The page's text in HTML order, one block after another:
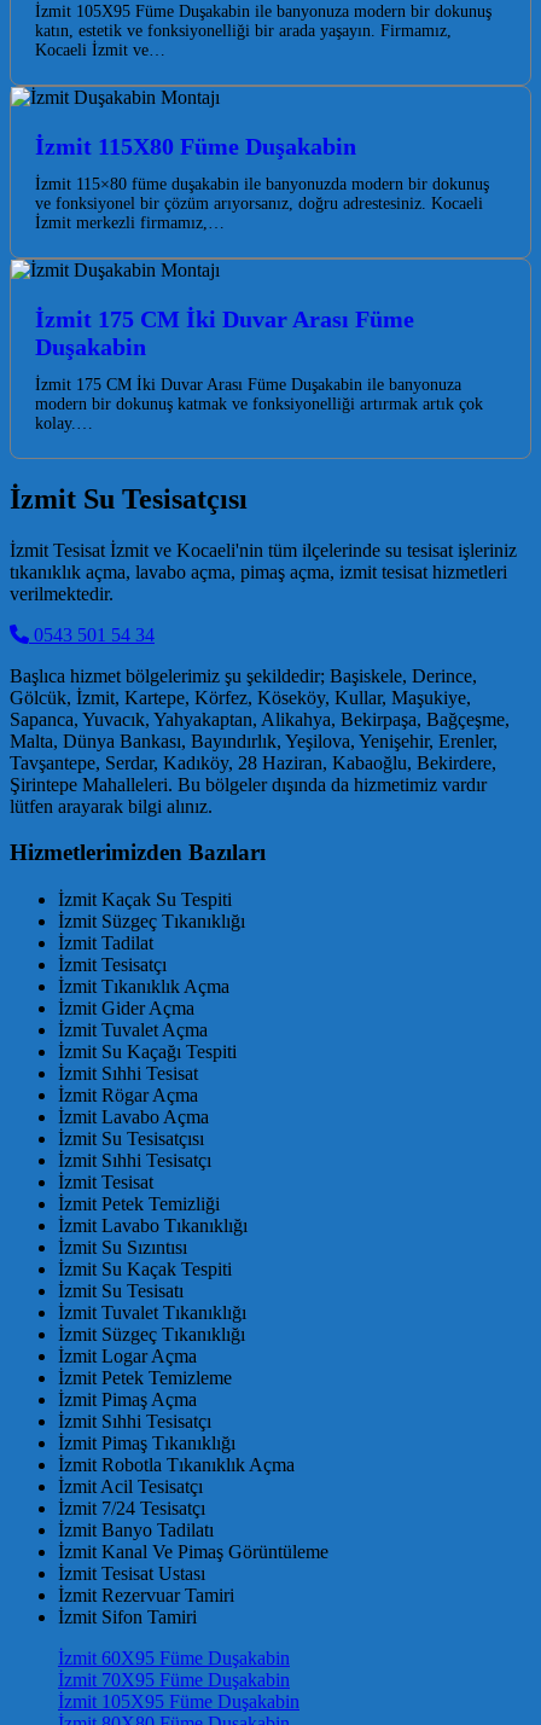
İzmit 105X95 Füme Duşakabin ile banyonuza modern bir dokunuş
katın, estetik ve fonksiyonelliği bir arada yaşayın. Firmamız,
Kocaeli İzmit ve…
İzmit 115X80 Füme Duşakabin
İzmit 115×80 füme duşakabin ile banyonuzda modern bir dokunuş
ve fonksiyonel bir çözüm arıyorsanız, doğru adrestesiniz. Kocaeli
İzmit merkezli firmamız,…
İzmit 175 CM İki Duvar Arası Füme
Duşakabin
İzmit 175 CM İki Duvar Arası Füme Duşakabin ile banyonuza
modern bir dokunuş katmak ve fonksiyonelliği artırmak artık çok
kolay.…
İzmit Su Tesisatçısı
İzmit Tesisat İzmit ve Kocaeli'nin tüm ilçelerinde su tesisat işleriniz
tıkanıklık açma, lavabo açma, pimaş açma, izmit tesisat hizmetleri
verilmektedir.
0543 501 54 34
Başlıca hizmet bölgelerimiz şu şekildedir; Başiskele, Derince,
Gölcük, İzmit, Kartepe, Körfez, Köseköy, Kullar, Maşukiye,
Sapanca, Yuvacık, Yahyakaptan, Alikahya, Bekirpaşa, Bağçeşme,
Malta, Dünya Bankası, Bayındırlık, Yeşilova, Yenişehir, Erenler,
Tavşantepe, Serdar, Kadıköy, 28 Haziran, Kabaoğlu, Bekirdere,
Şirintepe Mahalleleri. Bu bölgeler dışında da hizmetimiz vardır
lütfen arayarak bilgi alınız.
Hizmetlerimizden Bazıları
İzmit Kaçak Su Tespiti
İzmit Süzgeç Tıkanıklığı
İzmit Tadilat
İzmit Tesisatçı
İzmit Tıkanıklık Açma
İzmit Gider Açma
İzmit Tuvalet Açma
İzmit Su Kaçağı Tespiti
İzmit Sıhhi Tesisat
İzmit Rögar Açma
İzmit Lavabo Açma
İzmit Su Tesisatçısı
İzmit Sıhhi Tesisatçı
İzmit Tesisat
İzmit Petek Temizliği
İzmit Lavabo Tıkanıklığı
İzmit Su Sızıntısı
İzmit Su Kaçak Tespiti
İzmit Su Tesisatı
İzmit Tuvalet Tıkanıklığı
İzmit Süzgeç Tıkanıklığı
İzmit Logar Açma
İzmit Petek Temizleme
İzmit Pimaş Açma
İzmit Sıhhi Tesisatçı
İzmit Pimaş Tıkanıklığı
İzmit Robotla Tıkanıklık Açma
İzmit Acil Tesisatçı
İzmit 7/24 Tesisatçı
İzmit Banyo Tadilatı
İzmit Kanal Ve Pimaş Görüntüleme
İzmit Tesisat Ustası
İzmit Rezervuar Tamiri
İzmit Sifon Tamiri
İzmit 60X95 Füme Duşakabin
İzmit 70X95 Füme Duşakabin
İzmit 105X95 Füme Duşakabin